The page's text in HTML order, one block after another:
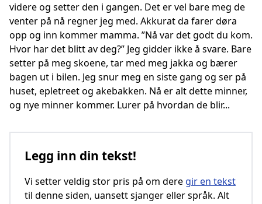
videre og setter den i gangen. Det er vel bare meg de
venter på nå regner jeg med. Akkurat da farer døra
opp og inn kommer mamma. ”Nå var det godt du kom.
Hvor har det blitt av deg?” Jeg gidder ikke å svare. Bare
setter på meg skoene, tar med meg jakka og bærer
bagen ut i bilen. Jeg snur meg en siste gang og ser på
huset, epletreet og akebakken. Nå er alt dette minner,
og nye minner kommer. Lurer på hvordan de blir...
Legg inn din tekst!
Vi setter veldig stor pris på om dere gir en tekst
til denne siden, uansett sjanger eller språk. Alt